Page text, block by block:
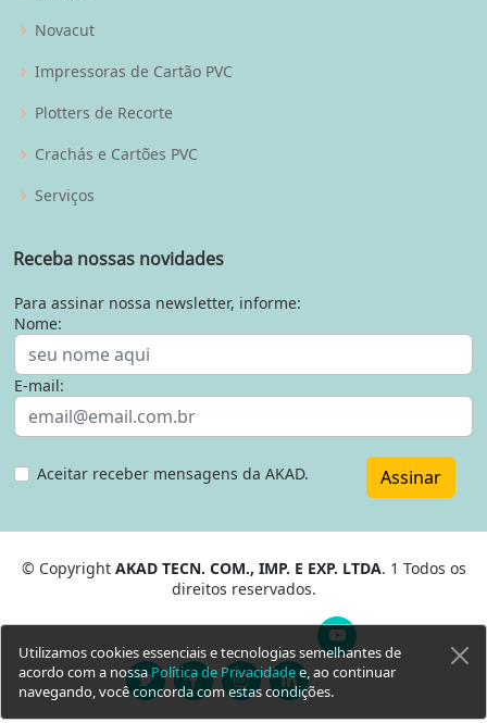
Novacut
Impressoras de Cartão PVC
Plotters de Recorte
Crachás e Cartões PVC
Serviços
Receba nossas novidades
Para assinar nossa newsletter, informe:
Nome:
E-mail:
Aceitar receber mensagens da AKAD. Assinar
© Copyright AKAD TECN. COM., IMP. E EXP. LTDA. 1 Todos os
direitos reservados.
Utilizamos cookies essenciais e tecnologias semelhantes de
acordo com a nossaPolítica de Privacidadee, ao continuar
navegando, você concorda com estas condições.